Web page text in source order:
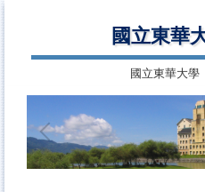
國立東華
國立東華大學